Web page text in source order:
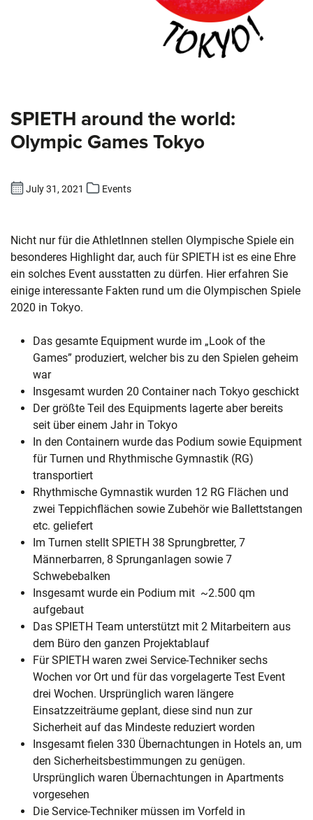
SPIETH around the world:
Olympic Games Tokyo
July 31, 2021 Events
Nicht nur für die AthletInnen stellen Olympische Spiele ein
besonderes Highlight dar, auch für SPIETH ist es eine Ehre
ein solches Event ausstatten zu dürfen. Hier erfahren Sie
einige interessante Fakten rund um die Olympischen Spiele
2020 in Tokyo.
Das gesamte Equipment wurde im „Look of the
Games” produziert, welcher bis zu den Spielen geheim
war
Insgesamt wurden 20 Container nach Tokyo geschickt
Der größte Teil des Equipments lagerte aber bereits
seit über einem Jahr in Tokyo
In den Containern wurde das Podium sowie Equipment
für Turnen und Rhythmische Gymnastik (RG)
transportiert
Rhythmische Gymnastik wurden 12 RG Flächen und
zwei Teppichflächen sowie Zubehör wie Ballettstangen
etc. geliefert
Im Turnen stellt SPIETH 38 Sprungbretter, 7
Männerbarren, 8 Sprunganlagen sowie 7
Schwebebalken
Insgesamt wurde ein Podium mit ~2.500 qm
aufgebaut
Das SPIETH Team unterstützt mit 2 Mitarbeitern aus
dem Büro den ganzen Projektablauf
Für SPIETH waren zwei Service-Techniker sechs
Wochen vor Ort und für das vorgelagerte Test Event
drei Wochen. Ursprünglich waren längere
Einsatzzeiträume geplant, diese sind nun zur
Sicherheit auf das Mindeste reduziert worden
Insgesamt fielen 330 Übernachtungen in Hotels an, um
den Sicherheitsbestimmungen zu genügen.
Ursprünglich waren Übernachtungen in Apartments
vorgesehen
Die Service-Techniker müssen im Vorfeld in